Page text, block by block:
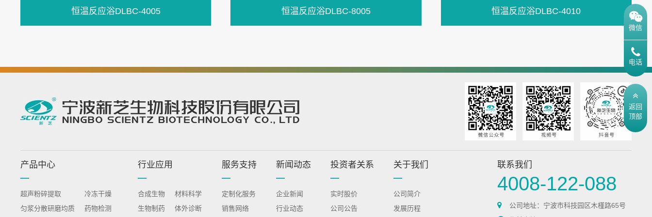
恒温反应浴DLBC-4005 恒温反应浴DLBC-8005 恒温反应浴DLBC-4010
产品中心
超声粉碎提取
匀浆分散研磨均质
冷冻干燥
药物检测
行业应用
合成生物
生物制药
材料科学
体外诊断
服务支持
定制化服务
销售网络
新闻动态
企业新闻
行业动态
投资者关系
实时股价
公司公告
关于我们
公司简介
发展历程
联系我们
4008-122-088
公司地址：宁波市科技园区木槿路65号
微信
电话
返回
顶部